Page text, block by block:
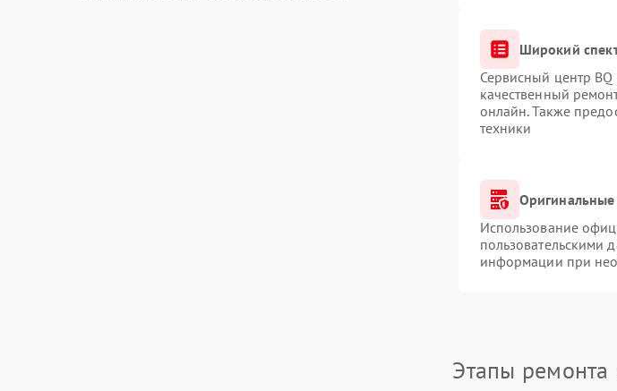
Широкий
Сервисный центр BQ
качественный
онлайн. Также
техники
Использование
пользовательскими
информации при
Этапы ремонта